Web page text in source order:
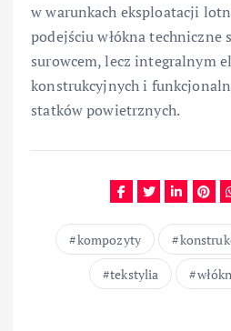
w warunkach eksploatacji
podejściu włókna techniczne
surowcem, lecz integralnym
konstrukcyjnych i
statków powietrznych.
kompozyty
tekstylia